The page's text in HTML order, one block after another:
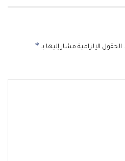
الحقول الإلزامية مشار إليها بـ*